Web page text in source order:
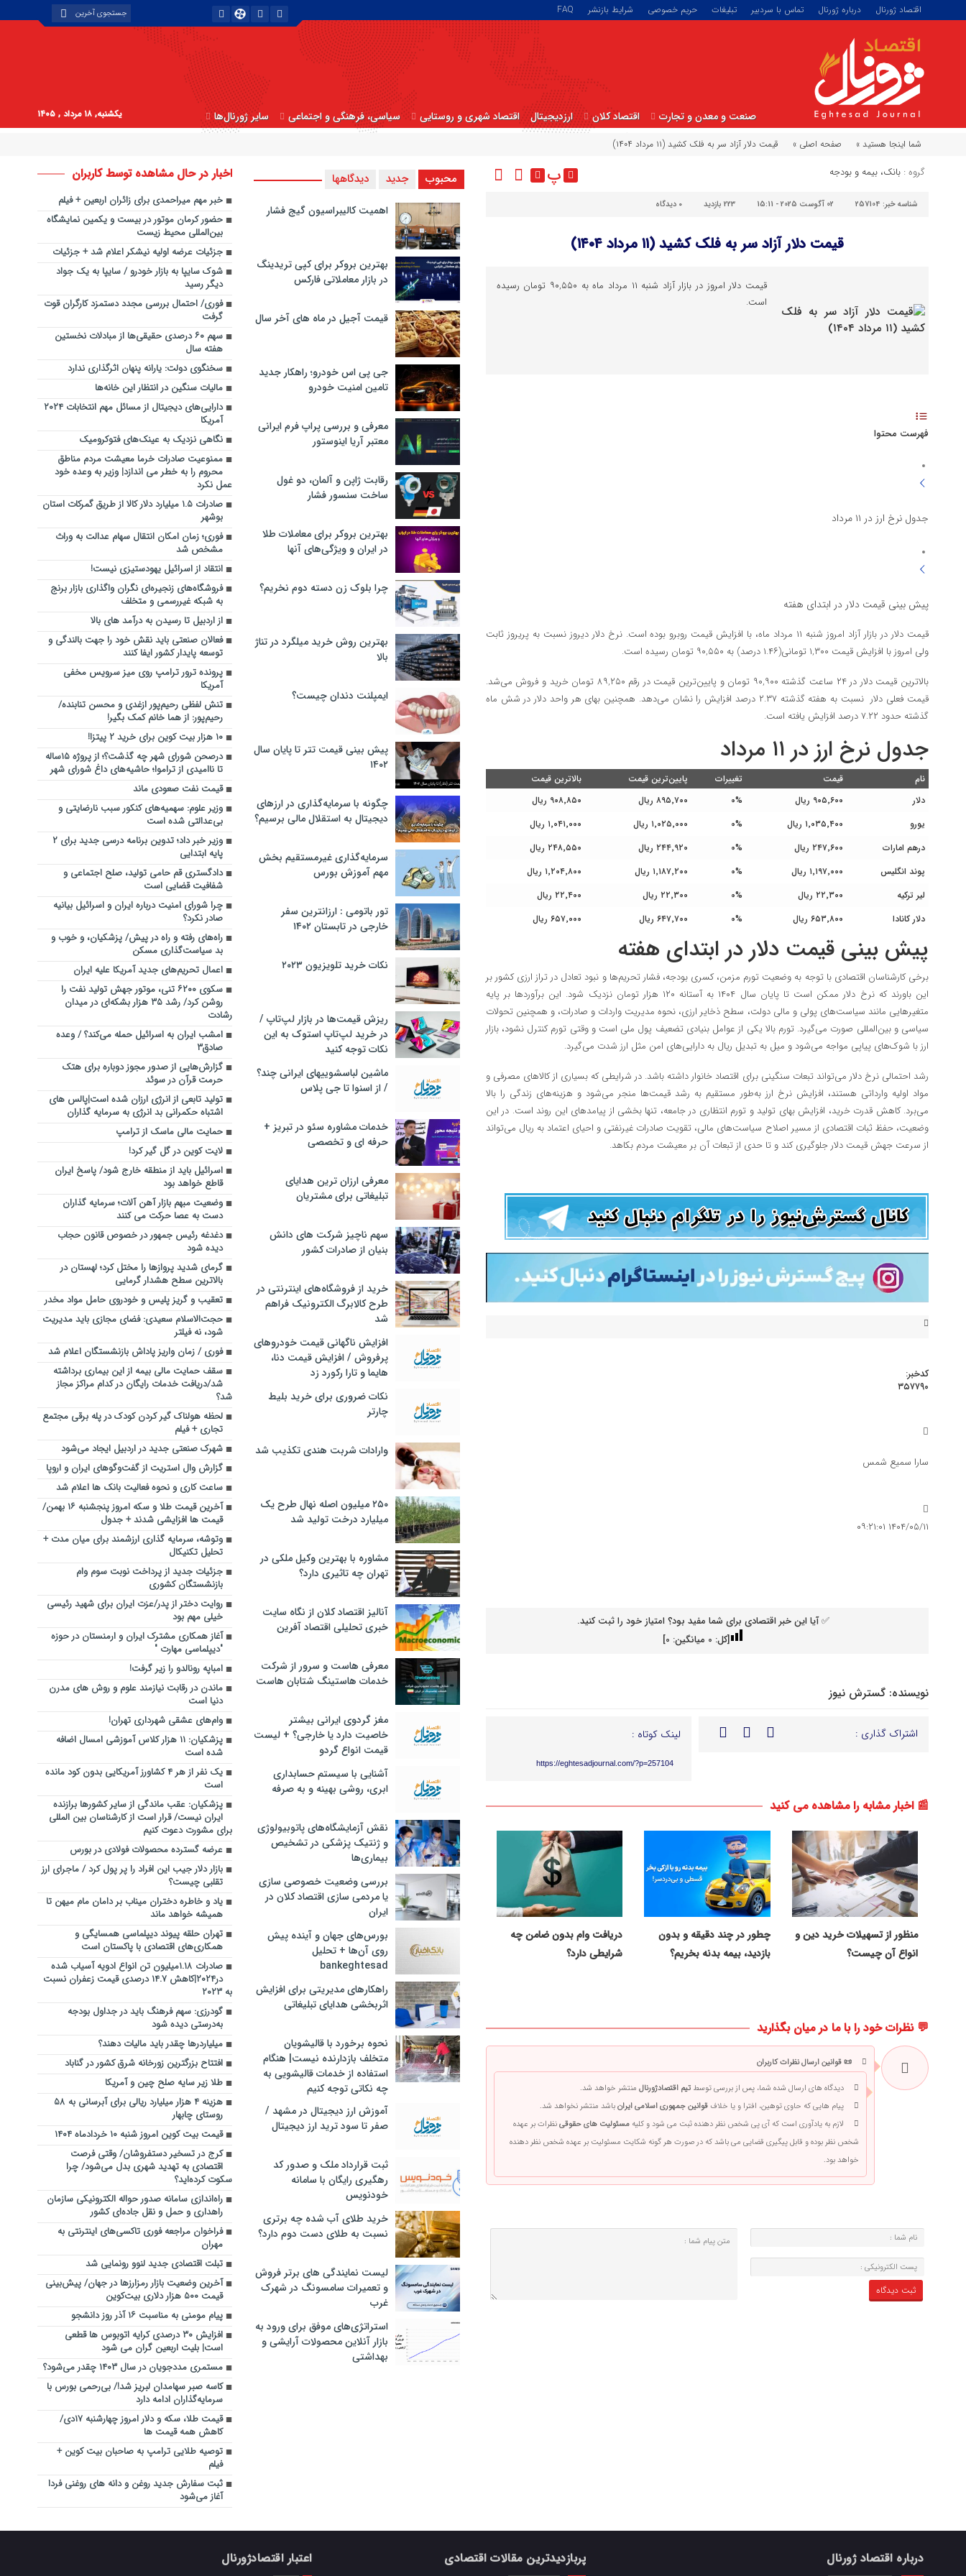
اقتصاد ژورنال درباره ژورنال تماس با سردبیر تبلیغات حریم خصوصی شرایط بازنشر FAQ
صنعت و معدن و تجارت اقتصاد کلان ارزدیجیتال اقتصاد شهری و روستایی سیاسی، فرهنگی و اجتماعی سایر ژورنال‌ها یکشنبه, ۱۸ مرداد , ۱۴۰۵
شما اینجا هستید » صفحه اصلی » قیمت دلار آزاد سر به فلک کشید (۱۱ مرداد ۱۴۰۴)
گروه : بانک، بیمه و بودجه پ
شناسه خبر: 257104 02 آگوست 2025 - 15:11 223 بازدید ۰ دیدگاه
قیمت دلار آزاد سر به فلک کشید (۱۱ مرداد ۱۴۰۴)
قیمت دلار امروز در بازار آزاد شنبه ۱۱ مرداد ماه به ۹۰,۵۵۰ تومان رسیده
است.
فهرست محتوا
جدول نرخ ارز در ۱۱ مرداد
پیش بینی قیمت دلار در ابتدای هفته
قیمت دلار در بازار آزاد امروز شنبه ۱۱ مرداد ماه، با افزایش قیمت روبرو بوده است. نرخ دلار دیروز نسبت به پریروز ثابت
ولی امروز با افزایش قیمت ۱,۳۰۰ تومانی(۱.۴۶ درصد) به ۹۰,۵۵۰ تومان رسیده است.
بالاترین قیمت دلار در ۲۴ ساعت گذشته ۹۰,۹۰۰ تومان و پایین‌ترین قیمت در رقم ۸۹,۲۵۰ تومان خرید و فروش می‌شد.
قیمت فعلی دلار نسبت به هفته گذشته ۲.۳۷ درصد افزایش را نشان می‌دهد. همچنین بهای هر واحد دلار در شش ماه
گذشته حدود ۷.۲۲ درصد افزایش یافته است.
جدول نرخ ارز در ۱۱ مرداد
نام قیمت تغییرات پایین‌ترین قیمت
بالاترین قیمت
دلار
۹۰۵٬۶۰۰ ریال ۰% ۸۹۵٬۷۰۰ ریال
۹۰۸٬۸۵۰ ریال
یورو
۱٬۰۳۵٬۴۰۰ ریال ۰% ۱٬۰۲۵٬۰۰۰ ریال
۱٬۰۴۱٬۰۰۰ ریال
درهم امارات
۲۴۷٬۶۰۰ ریال ۰% ۲۴۴٬۹۲۰ ریال
۲۴۸٬۵۵۰ ریال
پوند انگلیس
۱٬۱۹۷٬۰۰۰ ریال ۰% ۱٬۱۸۷٬۲۰۰ ریال
۱٬۲۰۴٬۸۰۰ ریال
لیر ترکیه
۲۲٬۳۰۰ ریال ۰% ۲۲٬۳۰۰ ریال
۲۲٬۴۰۰ ریال
دلار کانادا
۶۵۳٬۸۰۰ ریال ۰% ۶۴۷٬۷۰۰ ریال ۶۵۷٬۰۰۰ ریال
پیش بینی قیمت دلار در ابتدای هفته
برخی کارشناسان اقتصادی با توجه به وضعیت تورم مزمن، کسری بودجه، فشار تحریم‌ها و نبود تعادل در تراز ارزی کشور بر
این باورند که نرخ دلار ممکن است تا پایان سال ۱۴۰۴ به آستانه ۱۲۰ هزار تومان نزدیک شود. این برآوردها بر پایه
متغیرهایی مانند سیاست‌های پولی و مالی دولت، سطح ذخایر ارزی، نحوه مدیریت واردات و صادرات، و همچنین تحولات
سیاسی و بین‌المللی صورت می‌گیرد. تورم بالا یکی از عوامل بنیادی تضعیف پول ملی است و وقتی تورم کنترل نشود، بازار
ارز با شوک‌های پیاپی مواجه می‌شود و میل به تبدیل ریال به دارایی‌های امن مثل ارز شدت می‌گیرد.
رشد احتمالی نرخ دلار می‌تواند تبعات سنگینی برای اقتصاد خانوار داشته باشد. در شرایطی که بسیاری از کالاهای مصرفی و
مواد اولیه وارداتی هستند، افزایش نرخ ارز به‌طور مستقیم به رشد قیمت‌ها منجر می‌شود و هزینه‌های زندگی را بالا
می‌برد. کاهش قدرت خرید، افزایش بهای تولید و تورم انتظاری در جامعه، تنها بخشی از پیامدهای این روند است. در این
وضعیت، حفظ ثبات اقتصادی از مسیر اصلاح سیاست‌های مالی، تقویت صادرات غیرنفتی و احیای اعتماد به ریال می‌تواند
از سرعت جهش قیمت دلار جلوگیری کند و تا حدی از تبعات آن بر معیشت مردم بکاهد.
کدخبر:
۳۵۷۷۹۰
سارا سمیع شمس
۱۴۰۴/۰۵/۱۱ ۰۹:۲۱:۰۱
✅ آیا این خبر اقتصادی برای شما مفید بود؟ امتیاز خود را ثبت کنید.
[کل: 0 میانگین: 0
]
نویسنده: گسترش نیوز
اشتراک گذاری : لینک کوتاه :
https://eghtesadjournal.com/?p=257104
📰 اخبار مشابه را مشاهده می کنید
منظور از تسهیلات خرید دین و
انواع آن چیست؟
چطور در چند دقیقه و بدون
بازدید، بیمه بدنه بخریم؟
دریافت وام بدون ضامن چه
شرایطی دارد؟
💬 نظرات خود را با ما در میان بگذارید
📜 قوانین ارسال نظرات کاربران
دیدگاه های ارسال شده شما، پس از بررسی توسط تیم اقتصادژورنال منتشر خواهد شد.
پیام هایی که حاوی توهین، افترا و یا خلاف قوانین جمهوری اسلامی ایرانباشد منتشر نخواهد شد.
لازم به یادآوری است که آی پی شخص نظر دهنده ثبت می شود و کلیه مسئولیت های حقوقینظرات بر عهده
شخص نظر بوده و قابل پیگیری قضایی می باشد که در صورت هر گونه شکایت مسئولیت بر عهده شخص نظر دهنده
خواهد بود.
محبوب جدید دیدگاهها
اهمیت کالیبراسیون گیج فشار
بهترین بروکر برای کپی‌ تریدینگ
در بازار معاملاتی فارکس
قیمت آجیل در ماه های آخر سال
جی پی اس خودرو؛ راهکار جدید
تامین امنیت خودرو
معرفی و بررسی پراپ فرم ایرانی
معتبر آریا اینوستور
رقابت ژاپن و آلمان، دو غول
ساخت سنسور فشار
بهترین بروکر برای معاملات طلا
در ایران و ویژگی‌های آنها
چرا بلوک زن دسته دوم نخریم؟
بهترین روش خرید میلگرد در تناژ
بالا
ایمپلنت دندان چیست؟
پیش بینی قیمت تتر تا پایان سال
۱۴۰۲
چگونه با سرمایه‌گذاری در ارزهای
دیجیتال به استقلال مالی برسیم؟
سرمایه‌گذاری غیرمستقیم بخش
مهم آموزش بورس
تور باتومی : ارزانترین سفر
خارجی در تابستان ۱۴۰۲
نکات خرید تلویزیون ۲۰۲۳
ریزش قیمت‌ها در بازار لپ‌تاپ /
در خرید لپ‌تاپ استوک به این
نکات توجه کنید
ماشین لباسشویی‎های ایرانی چند؟
/ از اسنوا تا جی پلاس
خدمات مشاوره سئو در تبریز +
حرفه ای و تخصصی
معرفی ارزان ترین هدایای
تبلیغاتی برای مشتریان
سهم ناچیز شرکت های دانش
بنیان از صادرات کشور
خرید از فروشگاه‌های اینترنتی در
طرح کالابرگ الکترونیک فراهم
شد
افزایش ناگهانی قیمت خودروهای
پرفروش / افزایش قیمت دنا،
هایما و تارا رکورد زد
نکات ضروری برای خرید بلیط
چارتر
وارادات شربت هندی تکذیب شد
۲۵۰ میلیون اصله نهال طرح یک
میلیارد درخت تولید شد
مشاوره با بهترین وکیل ملکی در
تهران چه تاثیری دارد؟
آنالیز اقتصاد کلان از نگاه سایت
خبری تحلیلی اقتصاد آفرین
معرفی هاست و سرور از شرکت
خدمات هاستینگ شتابان هاست
مغز گردوی ایرانی بیشتر
خاصیت دارد یا خارجی؟ + لیست
قیمت انواع گردو
آشنایی با سیستم حسابداری
ابری، روشی بهینه و به صرفه
نقش آزمایشگاه‌های پاتوبیولوژی
و ژنتیک پزشکی در تشخیص
بیماری‌ها
بررسی وضعیت خصوصی سازی
یا مردمی سازی اقتصاد کلان در
ایران
بورس‌های جهان و آینده پیش
روی آن‌ها + تحلیل
bankeghtesad
راهکارهای مدیریتی برای افزایش
اثربخشی هدایای تبلیغاتی
نحوه برخورد با قالیشویان
متخلف بازدارنده نیست| هنگام
استفاده از خدمات قالیشویی به
چه نکاتی توجه کنیم
آموزش ارز دیجیتال در مشهد /
صفر تا سود ترید ارز دیجیتال
ثبت قرارداد ملک و صدور کد
رهگیری رایگان با سامانه
خودنویس
خرید طلای آب شده چه برتری
نسبت به طلای دست دوم دارد؟
لیست نمایندگی های برتر فروش
و تعمیرات سامسونگ در شهرک
غرب
استراتژی‌های موفق برای ورود به
بازار آنلاین محصولات آرایشی و
بهداشتی
اخبار در حال مشاهده توسط کاربران
خبر مهم میراحمدی برای زائران اربعین + فیلم
حضور کرمان موتور در بیست و یکمین نمایشگاه
بین‌المللی محیط زیست
جزئیات عرضه اولیه نیشکر اعلام شد + جزئیات
شوک سایپا به بازار خودرو / سایپا به یک جواد
دیگر رسید
فوری/ احتمال بررسی مجدد دستمزد کارگران قوت
گرفت
سهم ۶۰ درصدی حقیقی‌ها از مبادلات نخستین
هفته سال
سخنگوی دولت: یارانه پنهان اثرگذاری ندارد
مالیات سنگین در انتظار این خانه‌ها
دارایی‌های دیجیتال از مسائل مهم انتخابات ۲۰۲۴
آمریکا
نگاهی نزدیک به عینک‌های فتوکرومیک
ممنوعیت صادرات خرما معیشت مردم مناطق
محروم را به خطر می اندازد| وزیر به وعده خود
عمل نکرد
صادرات ۱.۵ میلیارد دلار کالا از طریق گمرکات استان
بوشهر
فوری؛ زمان امکان انتقال سهام عدالت به وراث
مشخص شد
انتقاد از اسرائیل یهودستیزی نیست!
فروشگاه‌های زنجیره‌ای نگران واگذاری بازار برنج
به شبکه غیررسمی و متخلف
از اردبیل تا رسیدن به درآمد های بالا
فعالان صنعتی باید نقش خود را جهت بالندگی و
توسعه پایدار کشور ایفا کنند
پرونده ترور ترامپ روی میز سرویس مخفی
آمریکا
تنش لفظی رحیم‌پور ازغدی و محسن تنابنده/
رحیم‌پور: از هما خانم کمک بگیر!
۱۰ هزار بیت کوین برای خرید ۲ پیتزا!
درصحن شورای شهر چه گذشت؟؛ از پروژه ۱۵‌ساله
تا ناامیدی از تراموا؛ حاشیه‌های داغ شورای شهر
قیمت نفت صعودی ماند
وزیر علوم: سهمیه‌های کنکور سبب نارضایتی و
بی‌عدالتی شده است
وزیر خبر داد؛ تدوین برنامه درسی جدید برای ۲
پایه ابتدایی
دادگستری قم حامی تولید، صلح اجتماعی و
شفافیت قضایی است
چرا شورای امنیت درباره ایران و اسرائیل بیانیه
صادر نکرد؟
راه‌های رفته و راه در پیش/ پزشکیان، و خوب و
بد سیاست‌گذاری مسکن
اعمال تحریم‌های جدید آمریکا علیه ایران
سکوی ۶۲۰۰ تنی، موتور جهش تولید نفت را
روشن کرد/ رشد ۳۵ هزار بشکه‌ای در میدان
رشادت
امشب ایران به اسرائیل حمله می‌کند؟ / وعده
صادق۳
گزارش‌هایی از صدور مجوز دوباره برای هتک
حرمت قرآن در سوئد
تولید تابعی از انرژی ارزان شده است|پالس های
اشتباه حکمرانی بد انرژی به سرمایه گذاران
حمایت مالی ماسک از ترامپ
لایت کوین در گل گیر کرد!
اسرائیل باید از منطقه خارج شود/ پاسخ ایران
قاطع خواهد بود
وضعیت مبهم بازار آهن آلات؛ سرمایه گذاران
دست به عصا حرکت می کنند
دغدغه رئیس جمهور در خصوص قانون حجاب
دیده شود
گرمای شدید پروازها را مختل کرد؛ لهستان در
بالاترین سطح هشدار گرمایی
تعقیب و گریز پلیس و خودروی حامل مواد مخدر
حجت‌الاسلام سعیدی: فضای مجازی باید مدیریت
شود، نه فیلتر
فوری / زمان واریز پاداش بازنشستگان اعلام شد
سقف حمایت مالی بیمه از این بیماری برداشته
شد/دریافت خدمات رایگان در کدام مراکز مجاز
شد؟
لحظه هولناک گیر کردن کودک در پله برقی مجتمع
تجاری + فیلم
شهرک صنعتی جدید در اردبیل ایجاد می‌شود
گزارش وال استریت از گفت‌وگوهای ایران و اروپا
ساعت کاری و نحوه فعالیت بانک ها اعلام شد
آخرین قیمت طلا و سکه امروز پنجشنبه ۱۶ بهمن/
قیمت ها افزایشی شدند + جدول
وتوشه، سرمایه گذاری ارزشمند برای میان مدت +
تحلیل تکنیکال
جزئیات جدید از پرداخت نوبت سوم وام
بازنشستگان کشوری
روایت دختر از پدر/عزت ایران برای شهید رئیسی
خیلی مهم بود
آغاز همکاری مشترک ایران و ارمنستان در حوزه
"دیپلماسی مهارت "
امباپه رونالدو را زیر گرفت!
ماندن در رقابت نیازمند علوم و روش های مدرن
دنیا است
وام‌های عشقی شهرداری تهران!
پزشکیان: ۱۱ هزار کلاس آموزشی امسال اضافه
شده است
یک نفر از هر ۴ کشاورز آمریکایی بدون کود مانده
است
پزشکیان: عقب ماندگی از سایر کشورها برازنده
ایران نیست/ قرار است از کارشناسان بین المللی
برای مشورت دعوت کنیم
عرضه گسترده محصولات فولادی در بورس
بازار دلار جیب این افراد را پر پول کرد / ماجرای ارز
تقلبی چیست؟
یاد و خاطره دختران میناب بر دامان مام میهن تا
همیشه خواهد ماند
تهران حلقه پیوند دیپلماسی همسایگی و
همکاری‌های اقتصادی با پاکستان است
صادرات ۱.۱۸میلیون تن انواع ادویه آسیاب شده
در۲۰۲۴|کاهش ۱۴.۷ درصدی قیمت زعفران نسبت
به ۲۰۲۳
گودرزی: سهم فرهنگ باید در جداول بودجه
به‌درستی دیده شود
میلیاردرها چقدر باید مالیات دهند؟
افتتاح بزرگترین زورخانه شرق کشور در گناباد
طلا زیر سایه صلح چین و آمریکا
هزینه ۴ هزار میلیارد ریالی برای آبرسانی به ۵۸
روستای چابهار
قیمت بیت کوین امروز شنبه ۱۰ خردادماه ۱۴۰۴
کرج در تسخیر دستفروشان/ وقتی فرصت
اقتصادی به تهدید شهری بدل می‌شود/ چرا
سکوت کرده‌اید؟
راه‌اندازی سامانه صدور حواله الکترونیکی سازمان
راهداری و حمل و نقل جاده‌ای کشور
فراخوان مراجعه فوری تاکسی‌های اینترنتی به
مهران
تبلت اقتصادی جدید لنوو رونمایی شد
آخرین وضعیت بازار رمزارزها در جهان/ پیش‌بینی
قیمت ۵۰۰ هزار دلاری بیت‌کوین
پیام مومنی به مناسبت ۱۶ آذر روز دانشجو
افزایش ۳۰ درصدی کرایه اتوبوس ها قطعی
است| بلیت اربعین گران می شود
مستمری مددجویان در سال ۱۴۰۳ چقدر می‌شود؟
کاسه صبر سهامدان لبریز شد!/ بی‌رحمی بورس با
سرمایه‌گذاران ادامه دارد
قیمت طلا، سکه و دلار امروز چهارشنبه ۱۷دی/
کاهش همه قیمت ‌ها
توصیه طلایی ترامپ به صاحبان بیت کوین +
فیلم
ثبت سفارش جدید روغن و دانه های روغنی فردا
آغاز می‌شود
درباره اقتصاد ژورنال پربازدیدترین مقالات اقتصادی اعتبار اقتصادژورنال